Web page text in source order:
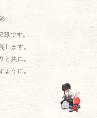
です。
ます。
共に。
うに。